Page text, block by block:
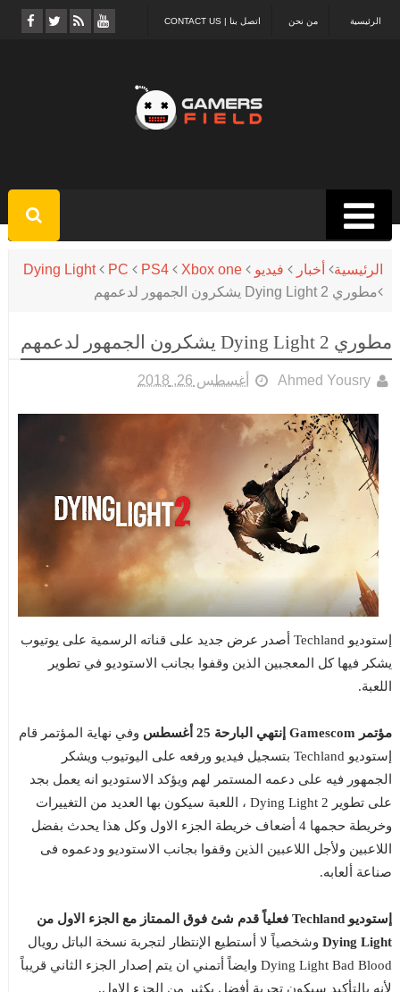
اتصل بنا | CONTACT US من نحن الرئيسية
الرئيسية أخبار فيديو Dying Light PC PS4
Xbox one
مطوري Dying Light 2 يشكرون الجمهور لدعمهم
مطوري Dying Light 2 يشكرون الجمهور لدعمهم
Ahmed Yousry أغسطس 26, 2018
إستوديو Techland أصدر عرض جديد على قناته الرسمية على يوتيوب
يشكر فيها كل المعجبين الذين وقفوا بجانب الاستوديو في تطوير
اللعبة.
مؤتمر Gamescom إنتهي البارحة 25 أغسطس
وفي نهاية المؤتمر قام
إستوديو Techland بتسجيل فيديو ورفعه على اليوتيوب ويشكر
الجمهور فيه على دعمه المستمر لهم ويؤكد الاستوديو انه يعمل بجد
على تطوير Dying Light 2 ، اللعبة سيكون بها العديد من التغييرات
وخريطة حجمها 4 أضعاف خريطة الجزء الاول وكل هذا يحدث بفضل
اللاعبين ولأجل اللاعبين الذين وقفوا بجانب الاستوديو ودعموه فى
صناعة ألعابه.
إستوديو Techland فعلياً قدم شئ فوق الممتاز مع الجزء الاول من
Dying Lightوشخصياً لا أستطيع الإنتظار لتجربة نسخة الباتل رويال
Dying Light Bad Blood وايضاً أتمني ان يتم إصدار الجزء الثاني قريباً
لأنه بالتأكيد سيكون تجربة أفضل بكثير من الجزء الاول.